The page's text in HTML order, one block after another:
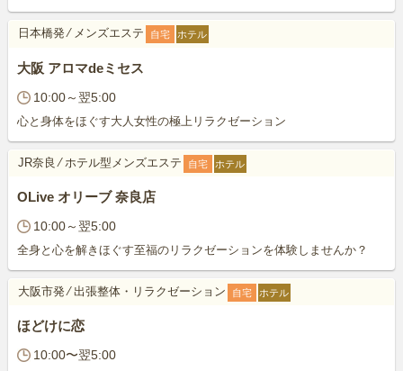
日本橋発⁄ メンズエステ ホテル
自宅
大阪 アロマdeミセス
10:00～翌5:00
心と身体をほぐす大人女性の極上リラクゼーション
JR奈良 ⁄ ホテル型メンズエステ ホテル
自宅
OLive オリーブ 奈良店
10:00～翌5:00
全身と心を解きほぐす至福のリラクゼーションを体験しませんか？
大阪市発⁄出張整体・リラクゼーション ホテル
自宅
ほどけに恋
10:00〜翌5:00